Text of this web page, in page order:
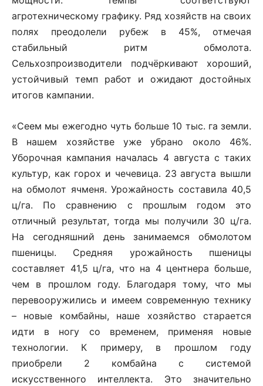
агротехническому графику. Ряд хозяйств на своих
полях преодолели рубеж в 45%, отмечая
стабильный ритм обмолота.
Сельхозпроизводители подчёркивают хороший,
устойчивый темп работ и ожидают достойных
итогов кампании.
«Сеем мы ежегодно чуть больше 10 тыс. га земли.
В нашем хозяйстве уже убрано около 46%.
Уборочная кампания началась 4 августа с таких
культур, как горох и чечевица. 23 августа вышли
на обмолот ячменя. Урожайность составила 40,5
ц/га. По сравнению с прошлым годом это
отличный результат, тогда мы получили 30 ц/га.
На сегодняшний день занимаемся обмолотом
пшеницы. Средняя урожайность пшеницы
составляет 41,5 ц/га, что на 4 центнера больше,
чем в прошлом году. Благодаря тому, что мы
перевооружились и имеем современную технику
– новые комбайны, наше хозяйство старается
идти в ногу со временем, применяя новые
технологии. К примеру, в прошлом году
приобрели 2 комбайна с системой
искусственного интеллекта. Это значительно